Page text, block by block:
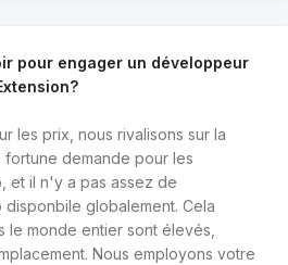
pour engager un développeur
les prix, nous rivalisons sur la
fortune demande pour les
et il n'y a pas assez de
globalement. Cela
le monde entier sont élevés,
Nous employons votre